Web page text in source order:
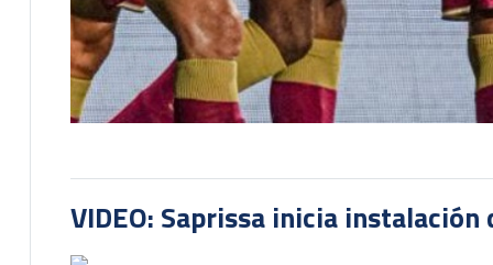
VIDEO: Saprissa inicia